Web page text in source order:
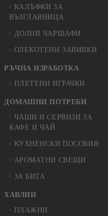
КАЛЪФКИ ЗА
ВЪЗГЛАВНИЦА
ДОЛНИ ЧАРШАФИ
ОЛЕКОТЕНИ ЗАВИВКИ
РЪЧНА ИЗРАБОТКА
ПЛЕТЕНИ ИГРАЧКИ
ДОМАШНИ ПОТРЕБИ
ЧАШИ И СЕРВИЗИ ЗА
КАФЕ И ЧАЙ
КУХНЕНСКИ ПОСОБИЯ
АРОМАТНИ СВЕЩИ
ЗА БИТА
ХАВЛИИ
ПЛАЖНИ